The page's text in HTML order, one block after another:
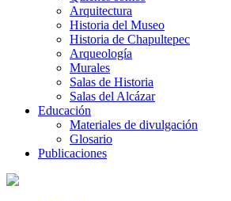
Arquitectura
Historia del Museo
Historia de Chapultepec
Arqueología
Murales
Salas de Historia
Salas del Alcázar
Educación
Materiales de divulgación
Glosario
Publicaciones